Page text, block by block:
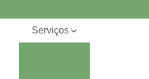
Serviços